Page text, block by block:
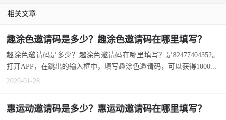
相关文章
趣涂色邀请码是多少？趣涂色邀请码在哪里填写？
趣涂色邀请码是多少？趣涂色邀请码在哪里填写？是82477404352。
打开APP，在跳出的输入框中，填写趣涂色邀请码，可以获得1000...
2020-01-28
惠运动邀请码是多少？惠运动邀请码在哪里填写？